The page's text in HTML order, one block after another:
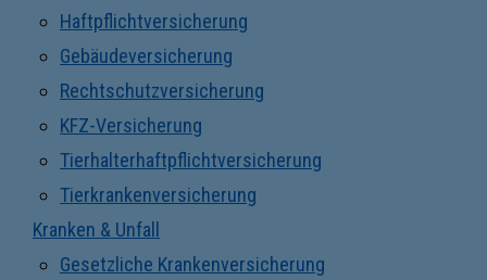
Haftpflichtversicherung
Gebäudeversicherung
Rechtschutzversicherung
KFZ-Versicherung
Tierhalterhaftpflichtversicherung
Tierkrankenversicherung
Kranken & Unfall
Gesetzliche Krankenversicherung